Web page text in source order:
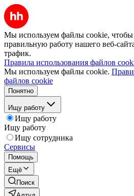
Мы используем файлы cookie, чтобы
правильную работу нашего веб-
трафик.
Правила использования файлов
Мы используем файлы cookie.
файлов cookie
Понятно
Ищу работу
Ищу работу
Ищу работу
Ищу сотрудника
Сервисы
Помощь
Ещё
Поиск